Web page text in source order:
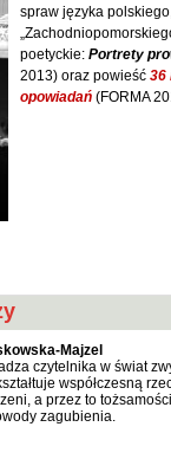
spraw języka
poetyckie: Portrety
2013) oraz powieść 36
opowiadań (FORMA
Majzel
czytelnika w świat
współczesną
a przez to
zagubienia.